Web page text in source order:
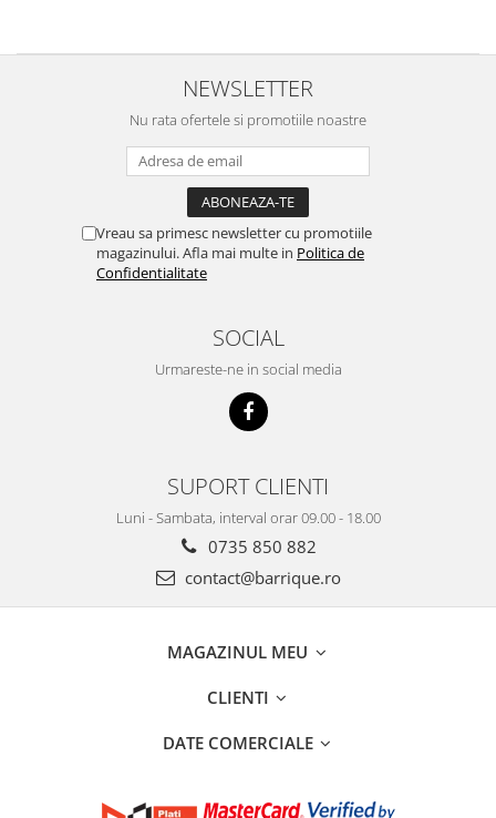
NEWSLETTER
Nu rata ofertele si promotiile noastre
Vreau sa primesc newsletter cu promotiile
magazinului. Afla mai multe in Politica de
Confidentialitate
SOCIAL
Urmareste-ne in social media
SUPORT CLIENTI
Luni - Sambata, interval orar 09.00 - 18.00
0735 850 882
contact@barrique.ro
MAGAZINUL MEU
CLIENTI
DATE COMERCIALE